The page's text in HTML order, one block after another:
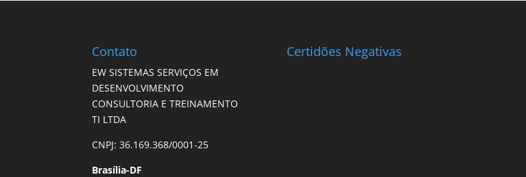
Contato
EW SISTEMAS SERVIÇOS EM
DESENVOLVIMENTO
CONSULTORIA E TREINAMENTO
TI LTDA
CNPJ: 36.169.368/0001-25
Brasília-DF
Certidões Negativas